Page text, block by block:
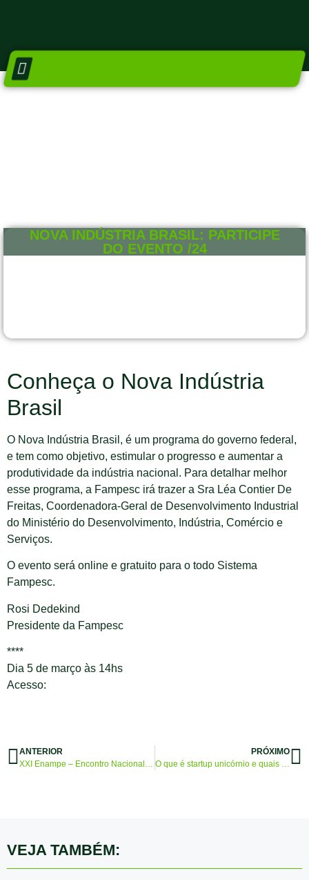
NOVA INDÚSTRIA BRASIL: PARTICIPE
DO EVENTO /24
Conheça o Nova Indústria
Brasil
O Nova Indústria Brasil, é um programa do governo federal,
e tem como objetivo, estimular o progresso e aumentar a
produtividade da indústria nacional. Para detalhar melhor
esse programa, a Fampesc irá trazer a Sra Léa Contier De
Freitas, Coordenadora-Geral de Desenvolvimento Industrial
do Ministério do Desenvolvimento, Indústria, Comércio e
Serviços.
O evento será online e gratuito para o todo Sistema
Fampesc.
Rosi Dedekind
Presidente da Fampesc
****
Dia 5 de março às 14hs
Acesso:
ANTERIOR
PRÓXIMO
VEJA TAMBÉM: